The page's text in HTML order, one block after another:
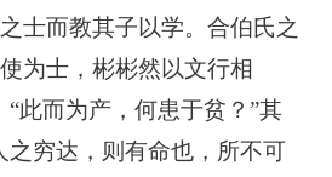
士而教其子以学。合伯氏之
为士，彬彬然以文行相
“此而为产，何患于贫？”其
之穷达，则有命也，所不可